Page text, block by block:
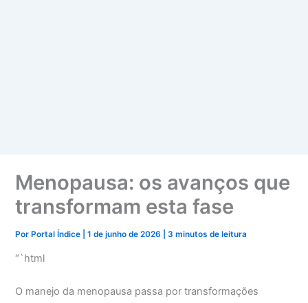
Menopausa: os avanços que
transformam esta fase
PorPortal Índice |1 de junho de 2026 |3 minutos de leitura
“`html
O manejo da menopausa passa por transformações